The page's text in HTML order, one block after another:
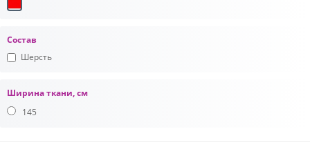
Состав
Шерсть
Ширина ткани, см
145